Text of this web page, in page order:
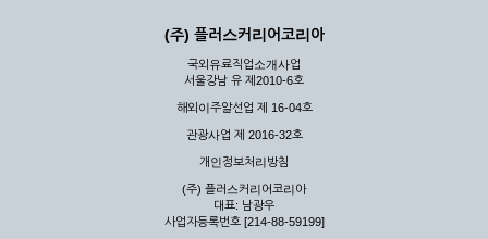
(주) 플러스커리어코리아
국외유료직업소개사업
서울강남 유 제2010-6호
해외이주알선업 제 16-04호
관광사업 제 2016-32호
개인정보처리방침
(주) 플러스커리어코리아
대표: 남광우
사업자등록번호 [214-88-59199]